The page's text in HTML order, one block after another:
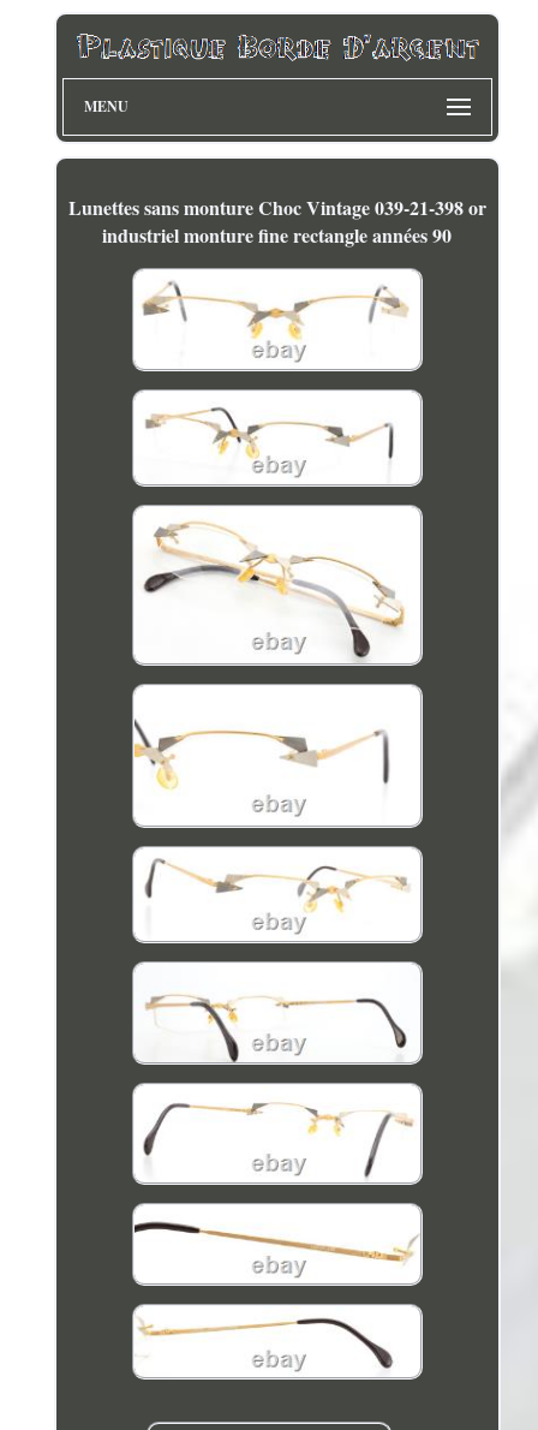
MENU
Lunettes sans monture Choc Vintage 039-21-398 or
industriel monture fine rectangle années 90